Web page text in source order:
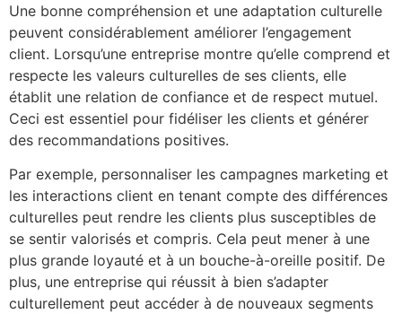
Une bonne compréhension et une adaptation culturelle
peuvent considérablement améliorer l’engagement
client. Lorsqu’une entreprise montre qu’elle comprend et
respecte les valeurs culturelles de ses clients, elle
établit une relation de confiance et de respect mutuel.
Ceci est essentiel pour fidéliser les clients et générer
des recommandations positives.
Par exemple, personnaliser les campagnes marketing et
les interactions client en tenant compte des différences
culturelles peut rendre les clients plus susceptibles de
se sentir valorisés et compris. Cela peut mener à une
plus grande loyauté et à un bouche-à-oreille positif. De
plus, une entreprise qui réussit à bien s’adapter
culturellement peut accéder à de nouveaux segments